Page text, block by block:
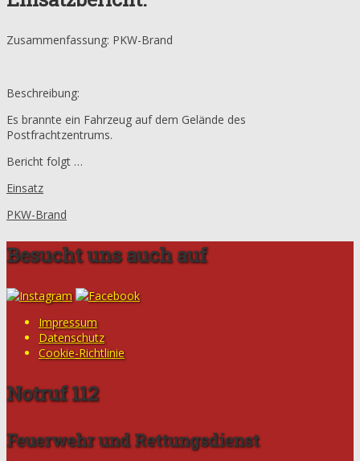
Zusammenfassung: PKW-Brand
Beschreibung:
Es brannte ein Fahrzeug auf dem Gelände des
Postfrachtzentrums.
Bericht folgt …
Einsatz
PKW-Brand
Besucht uns auch auf
Impressum
Datenschutz
Cookie-Richtlinie
Notruf 112
Feuerwehr und Rettungsdienst